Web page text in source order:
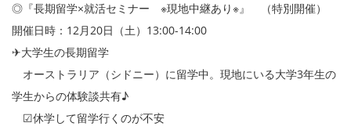
◎『長期留学×就活セミナー ※現地中継あり※』 （特別開催）
開催日時：12月20日（土）13:00-14:00
✈大学生の長期留学
オーストラリア（シドニー）に留学中。現地にいる大学3年生の
学生からの体験談共有♪
☑休学して留学行くのが不安